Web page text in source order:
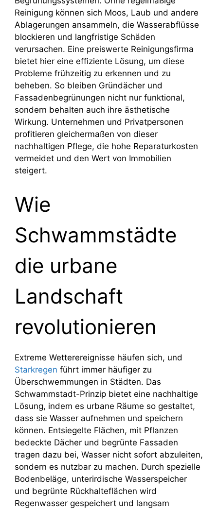
Reinigung können sich Moos, Laub und andere
Ablagerungen ansammeln, die Wasserabflüsse
blockieren und langfristige Schäden
verursachen. Eine preiswerte Reinigungsfirma
bietet hier eine effiziente Lösung, um diese
Probleme frühzeitig zu erkennen und zu
beheben. So bleiben Gründächer und
Fassadenbegrünungen nicht nur funktional,
sondern behalten auch ihre ästhetische
Wirkung. Unternehmen und Privatpersonen
profitieren gleichermaßen von dieser
nachhaltigen Pflege, die hohe Reparaturkosten
vermeidet und den Wert von Immobilien
steigert.
Wie
Schwammstädte
die urbane
Landschaft
revolutionieren
Extreme Wetterereignisse häufen sich, und
Starkregen führt immer häufiger zu
Überschwemmungen in Städten. Das
Schwammstadt-Prinzip bietet eine nachhaltige
Lösung, indem es urbane Räume so gestaltet,
dass sie Wasser aufnehmen und speichern
können. Entsiegelte Flächen, mit Pflanzen
bedeckte Dächer und begrünte Fassaden
tragen dazu bei, Wasser nicht sofort abzuleiten,
sondern es nutzbar zu machen. Durch spezielle
Bodenbeläge, unterirdische Wasserspeicher
und begrünte Rückhalteflächen wird
Regenwasser gespeichert und langsam